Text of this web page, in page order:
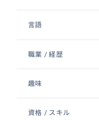
言語
職業 / 経歴
趣味
資格 / スキル